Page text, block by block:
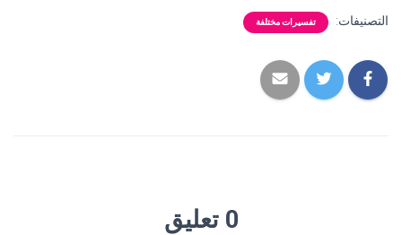
التصنيفات: تفسيرات مختلفة
0 تعليق